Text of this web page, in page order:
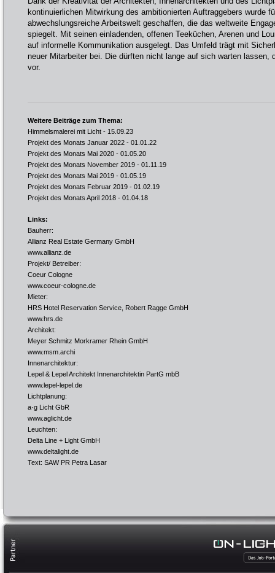
kontinuierlichen Mitwirkung des ambitionierten Auftraggebers wurde
abwechslungsreiche Arbeitswelt geschaffen, die das weltweite
spiegelt. Mit seinen einladenden, offenen Teeküchen, Arenen und
auf informelle Kommunikation ausgelegt. Das Umfeld trägt mit
neuer Mitarbeiter bei. Die dürften nicht lange auf sich warten lassen,
vor.
Weitere Beiträge zum Thema:
Himmelsmalerei mit Licht - 15.09.23
Projekt des Monats Januar 2022 - 01.01.22
Projekt des Monats Mai 2020 - 01.05.20
Projekt des Monats November 2019 - 01.11.19
Projekt des Monats Mai 2019 - 01.05.19
Projekt des Monats Februar 2019 - 01.02.19
Projekt des Monats April 2018 - 01.04.18
Links:
Bauherr:
Allianz Real Estate Germany GmbH
www.allianz.de
Projekt/ Betreiber:
Coeur Cologne
www.coeur-cologne.de
Mieter:
HRS Hotel Reservation Service, Robert Ragge GmbH
www.hrs.de
Architekt:
Meyer Schmitz Morkramer Rhein GmbH
www.msm.archi
Innenarchitektur:
Lepel & Lepel Architekt Innenarchitektin PartG mbB
www.lepel-lepel.de
Lichtplanung:
a·g Licht GbR
www.aglicht.de
Leuchten:
Delta Line + Light GmbH
www.deltalight.de
Text: SAW PR Petra Lasar